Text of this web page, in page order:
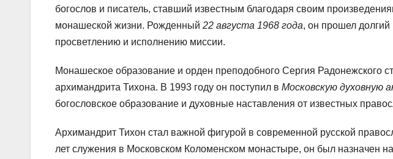
богослов и писатель, ставший известным благодаря своим
монашеской жизни. Рожденный 22 августа 1968 года, он прошел долгий
просветлению и исполнению миссии.
Монашеское образование и орден преподобного Сергия Радонежского
архимандрита Тихона. В 1993 году он поступил в Московскую духовную
богословское образование и духовные наставления от известных
Архимандрит Тихон стал важной фигурой в современной русской
лет служения в Московском Коломенском монастыре, он был назначен